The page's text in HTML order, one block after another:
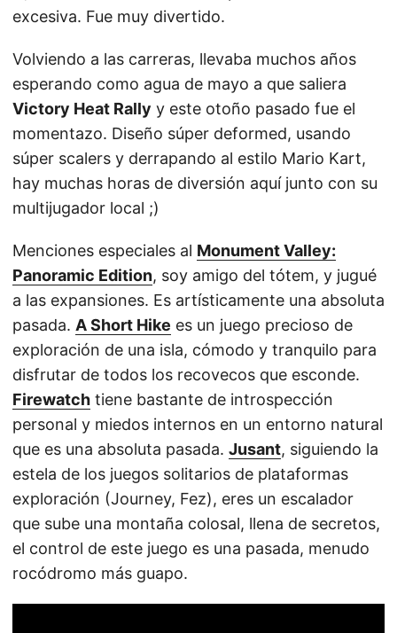
excesiva. Fue muy divertido.
Volviendo a las carreras, llevaba muchos años
esperando como agua de mayo a que saliera
Victory Heat Rally y este otoño pasado fue el
momentazo. Diseño súper deformed, usando
súper scalers y derrapando al estilo Mario Kart,
hay muchas horas de diversión aquí junto con su
multijugador local ;)
Menciones especiales al Monument Valley:
Panoramic Edition, soy amigo del tótem, y jugué
a las expansiones. Es artísticamente una absoluta
pasada. A Short Hike es un juego precioso de
exploración de una isla, cómodo y tranquilo para
disfrutar de todos los recovecos que esconde.
Firewatch tiene bastante de introspección
personal y miedos internos en un entorno natural
que es una absoluta pasada. Jusant, siguiendo la
estela de los juegos solitarios de plataformas
exploración (Journey, Fez), eres un escalador
que sube una montaña colosal, llena de secretos,
el control de este juego es una pasada, menudo
rocódromo más guapo.